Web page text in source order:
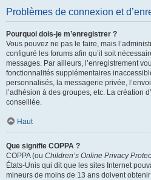
Problèmes de connexion et
Pourquoi dois-je m’enregistrer ?
Vous pouvez ne pas le faire, mais
configuré les forums afin qu’il soit
messages. Par ailleurs, l’enregistrement
fonctionnalités supplémentaires
personnalisés, la messagerie privée,
l’adhésion à des groupes, etc. La création
conseillée.
Haut
Que signifie COPPA ?
COPPA (ou Children’s Online Privacy
États-Unis qui dit que les sites Internet
mineurs de moins de 13 ans doivent